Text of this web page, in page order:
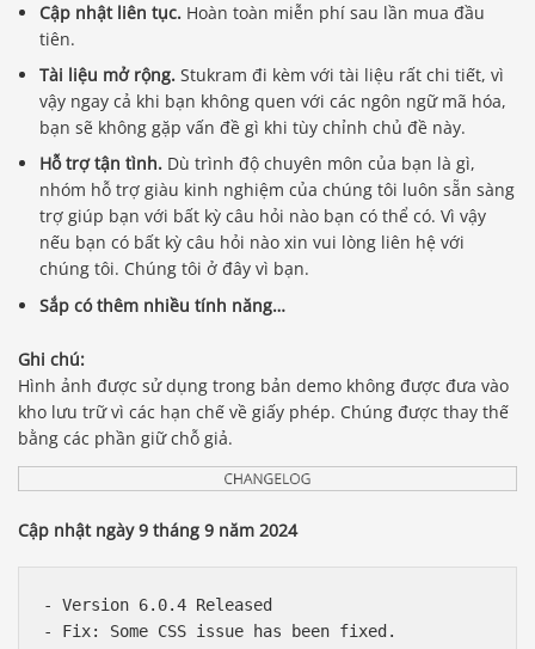
Cập nhật liên tục. Hoàn toàn miễn phí sau lần mua đầu
tiên.
Tài liệu mở rộng. Stukram đi kèm với tài liệu rất chi tiết, vì
vậy ngay cả khi bạn không quen với các ngôn ngữ mã hóa,
bạn sẽ không gặp vấn đề gì khi tùy chỉnh chủ đề này.
Hỗ trợ tận tình. Dù trình độ chuyên môn của bạn là gì,
nhóm hỗ trợ giàu kinh nghiệm của chúng tôi luôn sẵn sàng
trợ giúp bạn với bất kỳ câu hỏi nào bạn có thể có. Vì vậy
nếu bạn có bất kỳ câu hỏi nào xin vui lòng liên hệ với
chúng tôi. Chúng tôi ở đây vì bạn.
Sắp có thêm nhiều tính năng…
Ghi chú:
Hình ảnh được sử dụng trong bản demo không được đưa vào
kho lưu trữ vì các hạn chế về giấy phép. Chúng được thay thế
bằng các phần giữ chỗ giả.
Cập nhật ngày 9 tháng 9 năm 2024
- Version 6.0.4 Released